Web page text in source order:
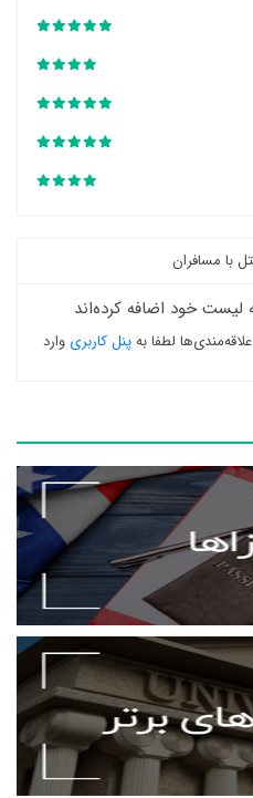
با مسافران
لطفا بهپنل کاربری وارد